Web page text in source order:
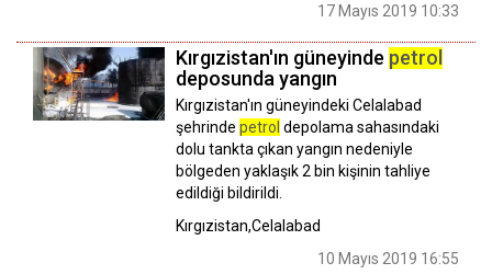
17 Mayıs 2019 10:33
Kırgızistan'ın güneyinde petrol
deposunda yangın
Kırgızistan'ın güneyindeki Celalabad
şehrinde petrol depolama sahasındaki
dolu tankta çıkan yangın nedeniyle
bölgeden yaklaşık 2 bin kişinin tahliye
edildiği bildirildi.
Kırgızistan,Celalabad
10 Mayıs 2019 16:55